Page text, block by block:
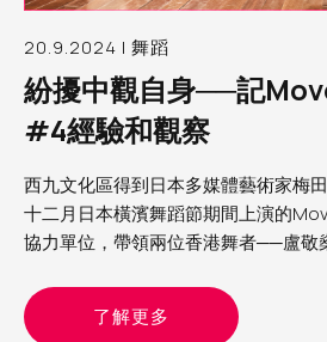
20.9.2024 | 舞蹈
紛擾中觀自身──記
#4經驗和觀察
西九文化區得到日本多媒體藝術家梅
十二月日本橫濱舞蹈節期間上演的
協力單位，帶領兩位香港舞者──盧敬
理表演藝術製作人（舞蹈）Yvonne，
觀察
了解更多